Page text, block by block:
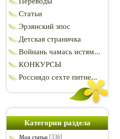
Статьи
Эрзянский эпос
Детская страничка
Войнань чамась истям...
КОНКУРСЫ
Россиядо сехте питне...
Категории раздела
Мои статьи [336]